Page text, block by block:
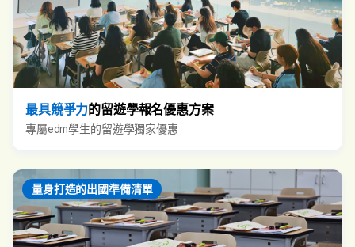
最具競爭力的留遊學報名優惠方案
專屬edm學生的留遊學獨家優惠
量身打造的出國準備清單